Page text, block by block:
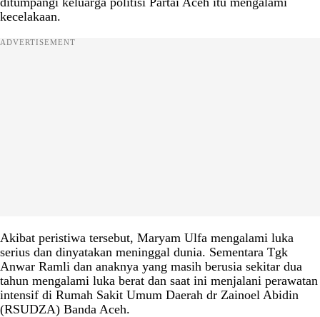
kecelakaan.
ADVERTISEMENT
Akibat peristiwa tersebut, Maryam Ulfa mengalami luka
serius dan dinyatakan meninggal dunia. Sementara Tgk
Anwar Ramli dan anaknya yang masih berusia sekitar dua
tahun mengalami luka berat dan saat ini menjalani perawatan
intensif di Rumah Sakit Umum Daerah dr Zainoel Abidin
(RSUDZA) Banda Aceh.